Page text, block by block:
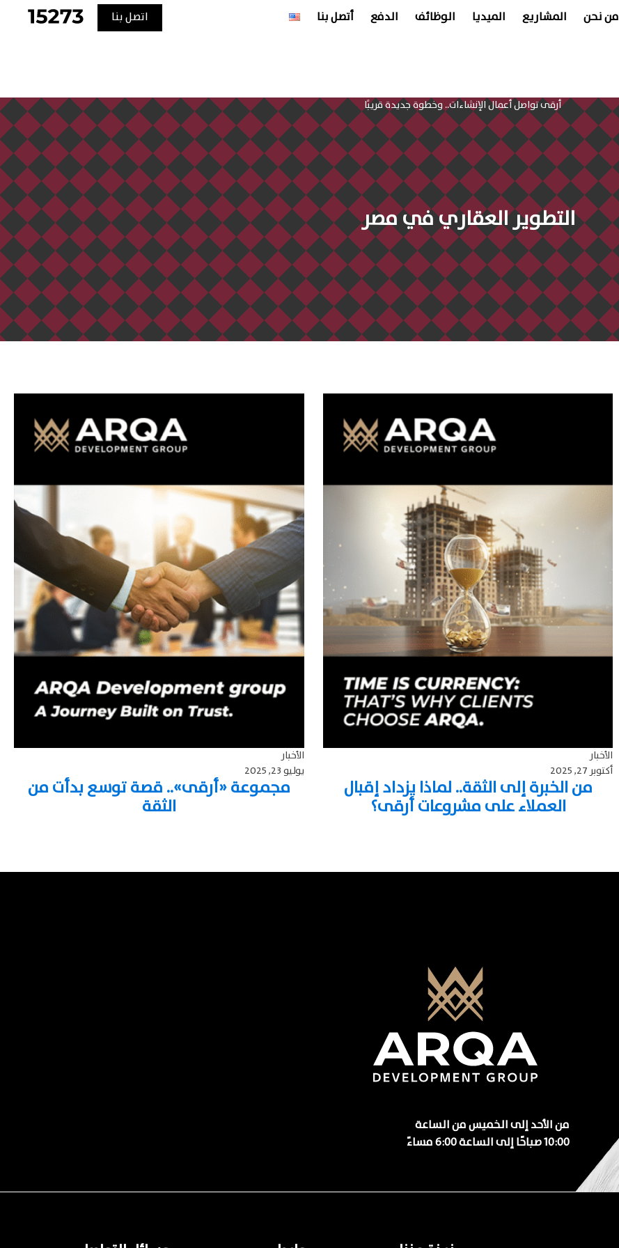
من نحن المشاريع الميديا الوظائف الدفع أتصل بنا اتصل بنا
التطوير العقاري في مصر
الأخبار
أكتوبر 27, 2025
من الخبرة إلى الثقة.. لماذا يزداد إقبال
العملاء على مشروعات أرقى؟
الأخبار
يوليو 23, 2025
مجموعة «أرقى».. قصة توسع بدأت من
الثقة
من الأحد إلى الخميس من الساعة
10:00 صباحًا إلى الساعة 6:00 مساءً